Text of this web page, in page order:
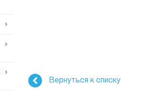
Вернуться к списку